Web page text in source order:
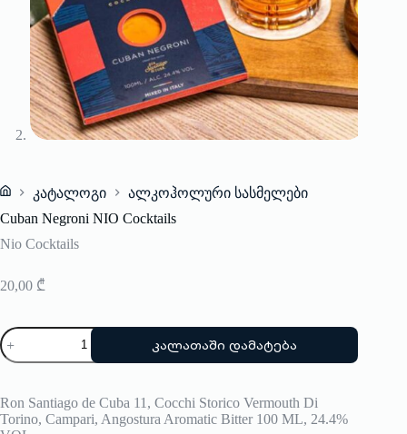
Home
კატალოგი
ალკოჰოლური სასმელები
Cuban Negroni NIO Cocktails
Nio Cocktails
20,00 ₾
რაოდენობა:
Cuban
Negroni
Cocktails
კალათაში დამატება
Ron Santiago de Cuba 11, Cocchi Storico Vermouth Di
Torino, Campari, Angostura Aromatic Bitter 100 ML, 24.4%